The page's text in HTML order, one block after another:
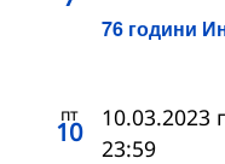
76 години
пт
10 10.03.2023
23:59